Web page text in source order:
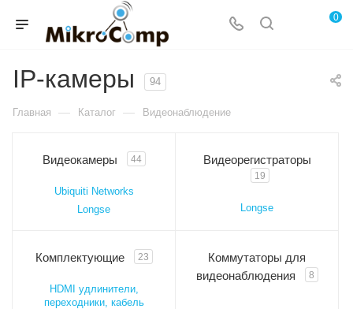
0
IP-камеры 94
Главная — Каталог — Видеонаблюдение
Видеокамеры 44
Ubiquiti Networks
Longse
Видеорегистраторы
19
Longse
Комплектующие 23
HDMI удлинители,
переходники, кабель
Коммутаторы для
видеонаблюдения
8